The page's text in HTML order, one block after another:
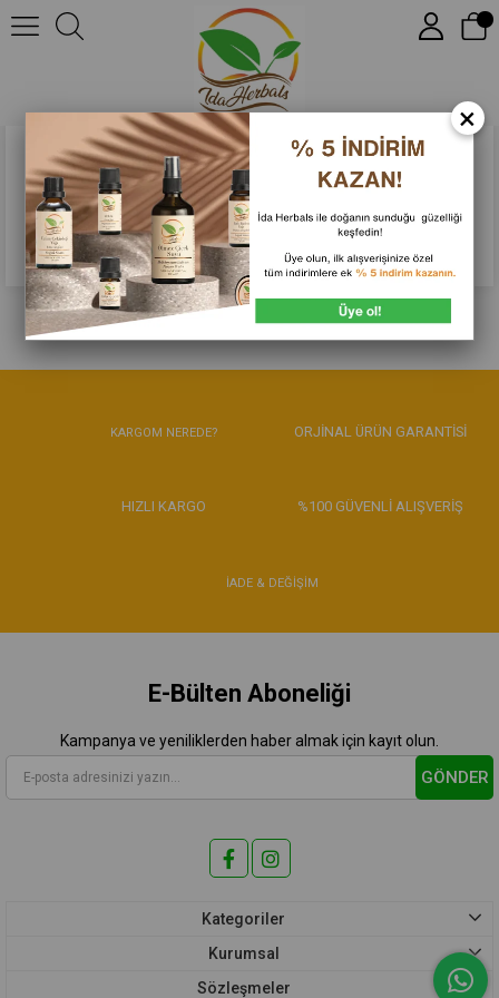
Fiyat bilgisi ve alışveriş için fotoğraflara tıklayın.
Instagram’da Takip Edin!
KARGOM NEREDE? ORJİNAL ÜRÜN GARANTİSİ
HIZLI KARGO %100 GÜVENLİ ALIŞVERİŞ
İADE & DEĞİŞİM
E-Bülten Aboneliği
Kampanya ve yeniliklerden haber almak için kayıt olun.
GÖNDER
Kategoriler
Kurumsal
Sözleşmeler
×